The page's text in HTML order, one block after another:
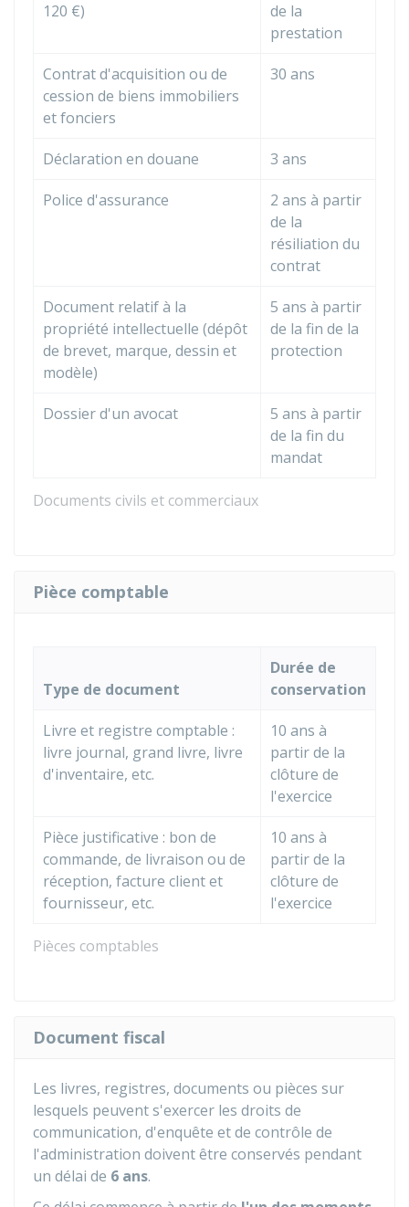
Documents civils et commerciaux
120 €)
de la
prestation
Contrat d'acquisition ou de
cession de biens immobiliers
et fonciers
30 ans
Déclaration en douane 3 ans
Police d'assurance
2 ans à partir
de la
résiliation du
contrat
Document relatif à la
propriété intellectuelle (dépôt
de brevet, marque, dessin et
modèle)
5 ans à partir
de la fin de la
protection
Dossier d'un avocat
5 ans à partir
de la fin du
mandat
Pièce comptable
Pièces comptables
Type de document
Durée de
conservation
Livre et registre comptable :
livre journal, grand livre, livre
d'inventaire, etc.
10 ans à
partir de la
clôture de
l'exercice
Pièce justificative : bon de
commande, de livraison ou de
réception, facture client et
fournisseur, etc.
10 ans à
partir de la
clôture de
l'exercice
Document fiscal
Les livres, registres, documents ou pièces sur
lesquels peuvent s'exercer les droits de
communication, d'enquête et de contrôle de
l'administration doivent être conservés pendant
un délai de 6 ans.